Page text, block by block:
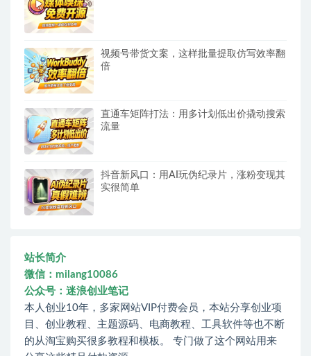
视频号带货文案，这样批量提取仿写效率翻
倍
直通车矩阵打法：用多计划低出价撬动搜索
流量
抖音新风口：用AI玩伪纪录片，涨粉变现其
实很简单
站长简介
微信：milang10086
公众号：迷浪创业笔记
本人创业10年，多家网站VIP付费会员，本站分享创业项
目、创业教程、主题源码、电商教程、工具软件等也不断
的从淘宝购买很多教程和模板。 专门做了这个网站用来